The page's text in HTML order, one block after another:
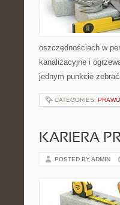
oszczędnościach w
kanalizacyjne i
jednym punkcie
CATEGORIES:
KARIERA
POSTED BY ADMIN